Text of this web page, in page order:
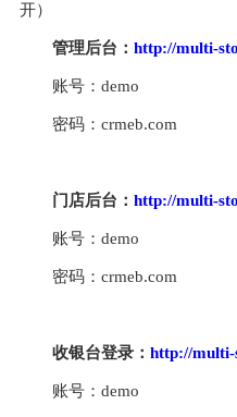
开）
管理后台： http://multi-
账号：demo
密码：crmeb.com
门店后台： http://multi-
账号：demo
密码：crmeb.com
收银台登录： http://multi-
账号：demo